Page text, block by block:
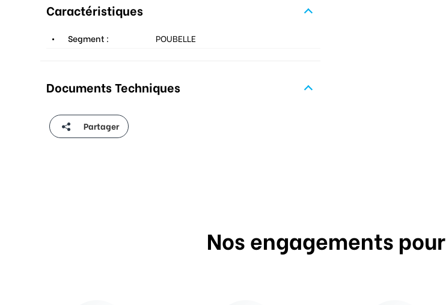
Caractéristiques
Segment : POUBELLE
Documents Techniques
Partager
Nos engagements pour